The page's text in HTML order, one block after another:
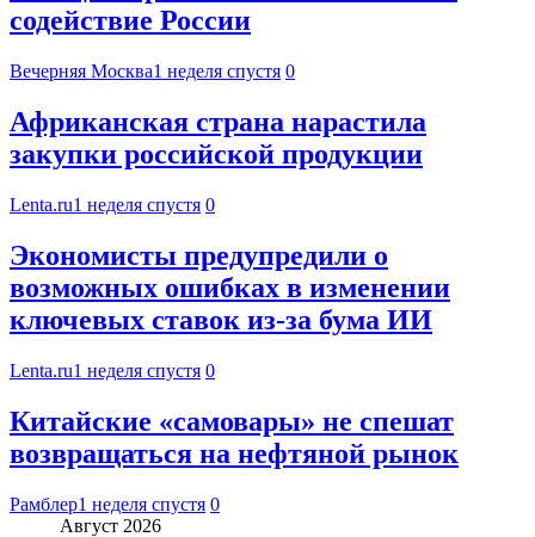
содействие России
Вечерняя Москва1 неделя спустя 0
Африканская страна нарастила
закупки российской продукции
Lenta.ru1 неделя спустя 0
Экономисты предупредили о
возможных ошибках в изменении
ключевых ставок из-за бума ИИ
Lenta.ru1 неделя спустя 0
Китайские «самовары» не спешат
возвращаться на нефтяной рынок
Рамблер1 неделя спустя 0
Август 2026